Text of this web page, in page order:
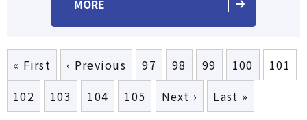
MORE
« First ‹ Previous 97 98 99 100
101
102
103 104 105 Next › Last »